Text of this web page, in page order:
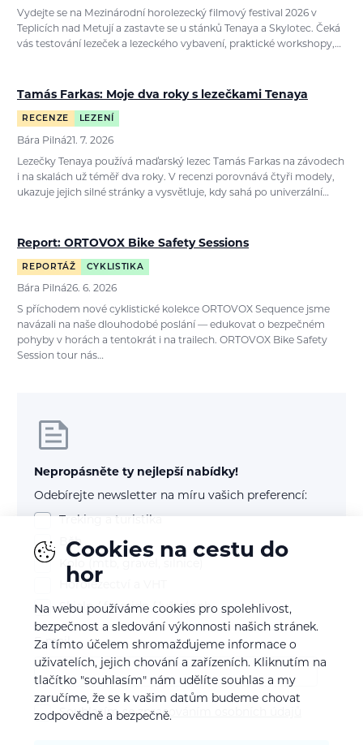
Vydejte se na Mezinárodní horolezecký filmový festival 2026 v
Teplicích nad Metují a zastavte se u stánků Tenaya a Skylotec. Čeká
vás testování lezeček a lezeckého vybavení, praktické workshopy,…
Tamás Farkas: Moje dva roky s lezečkami Tenaya
RECENZE LEZENÍ
Bára Pilná21. 7. 2026
Lezečky Tenaya používá maďarský lezec Tamás Farkas na závodech
i na skalách už téměř dva roky. V recenzi porovnává čtyři modely,
ukazuje jejich silné stránky a vysvětluje, kdy sahá po univerzální…
Report: ORTOVOX Bike Safety Sessions
REPORTÁŽ CYKLISTIKA
Bára Pilná26. 6. 2026
S příchodem nové cyklistické kolekce ORTOVOX Sequence jsme
navázali na naše dlouhodobé poslání — edukovat o bezpečném
pohyby v horách a tentokrát i na trailech. ORTOVOX Bike Safety
Session tour nás…
Nepropásněte ty nejlepší nabídky!
Odebírejte newsletter na míru vašich preferencí:
Běh
Kolo (mtb, gravel, silnice)
Horolezectví a VHT
Skialp / freeride / lyže / snb
E-mail
Souhlasím sezpracováním osobních údajů
Cookies na cestu do
hor
Na webu používáme cookies pro spolehlivost,
bezpečnost a sledování výkonnosti našich stránek.
Za tímto účelem shromažďujeme informace o
uživatelích, jejich chování a zařízeních. Kliknutím na
tlačítko "souhlasím" nám udělíte souhlas a my
zaručíme, že se k vašim datům budeme chovat
zodpovědně a bezpečně.